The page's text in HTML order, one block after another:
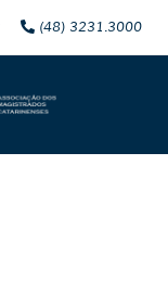
(48) 3231.3000